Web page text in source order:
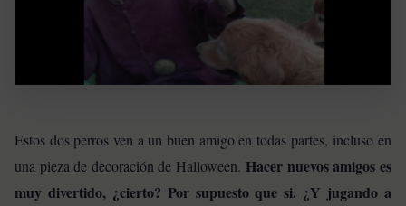
Estos dos perros ven a un buen amigo en todas partes, incluso en
una pieza de decoración de Halloween. Hacer nuevos amigos es
muy divertido, ¿cierto? Por supuesto que si. ¿Y jugando a